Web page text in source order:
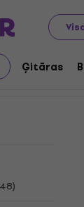
Ģitāras
Bungas
48)